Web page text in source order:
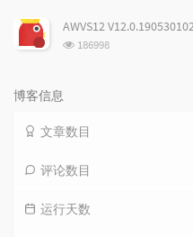
次
AWVS12
浏
186998
博客信息
文章数目
评论数目
运行天数